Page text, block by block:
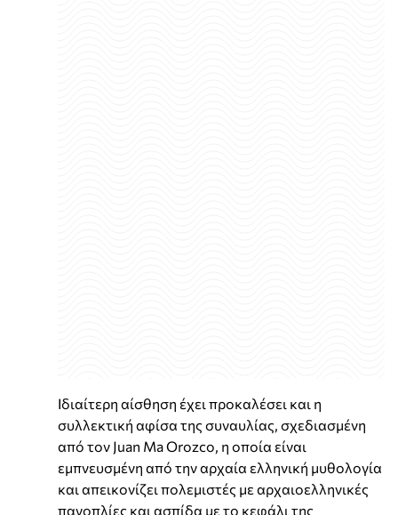
Ιδιαίτερη αίσθηση έχει προκαλέσει και η
συλλεκτική αφίσα της συναυλίας, σχεδιασμένη
από τον Juan Ma Orozco, η οποία είναι
εμπνευσμένη από την αρχαία ελληνική μυθολογία
και απεικονίζει πολεμιστές με αρχαιοελληνικές
πανοπλίες και ασπίδα με το κεφάλι της